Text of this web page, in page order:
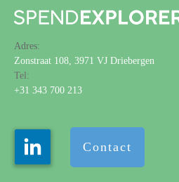
Adres:
Zonstraat 108, 3971 VJ Driebergen
Tel:
+31 343 700 213
Contact